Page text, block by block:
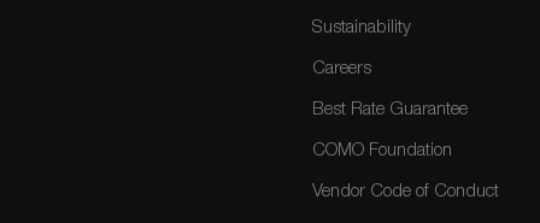
Sustainability
Careers
Best Rate Guarantee
COMO Foundation
Vendor Code of Conduct